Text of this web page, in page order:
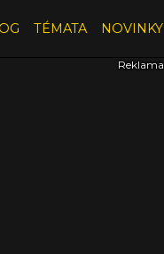
TÉMATA NOVINKY